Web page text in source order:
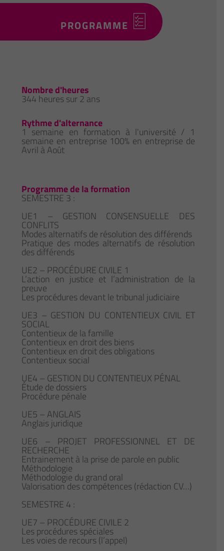
PROGRAMME
Nombre d'heures
344 heures sur 2 ans
Rythme d'alternance
1 semaine en formation à l'université / 1
semaine en entreprise 100% en entreprise de
Avril à Août
Programme de la formation
SEMESTRE 3 :
UE1 – GESTION CONSENSUELLE DES
CONFLITS
Modes alternatifs de résolution des différends
Pratique des modes alternatifs de résolution
des différends
UE2 – PROCÉDURE CIVILE 1
L’action en justice et l’administration de la
preuve
Les procédures devant le tribunal judiciaire
UE3 – GESTION DU CONTENTIEUX CIVIL ET
SOCIAL
Contentieux de la famille
Contentieux en droit des biens
Contentieux en droit des obligations
Contentieux social
UE4 – GESTION DU CONTENTIEUX PÉNAL
Étude de dossiers
Procédure pénale
UE5 – ANGLAIS
Anglais juridique
UE6 – PROJET PROFESSIONNEL ET DE
RECHERCHE
Entrainement à la prise de parole en public
Méthodologie
Méthodologie du grand oral
Valorisation des compétences (rédaction CV…)
SEMESTRE 4 :
UE7 – PROCÉDURE CIVILE 2
Les procédures spéciales
Les voies de recours (l’appel)